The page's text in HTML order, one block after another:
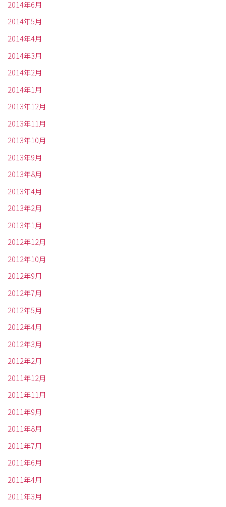
2014年6月
2014年5月
2014年4月
2014年3月
2014年2月
2014年1月
2013年12月
2013年11月
2013年10月
2013年9月
2013年8月
2013年4月
2013年2月
2013年1月
2012年12月
2012年10月
2012年9月
2012年7月
2012年5月
2012年4月
2012年3月
2012年2月
2011年12月
2011年11月
2011年9月
2011年8月
2011年7月
2011年6月
2011年4月
2011年3月